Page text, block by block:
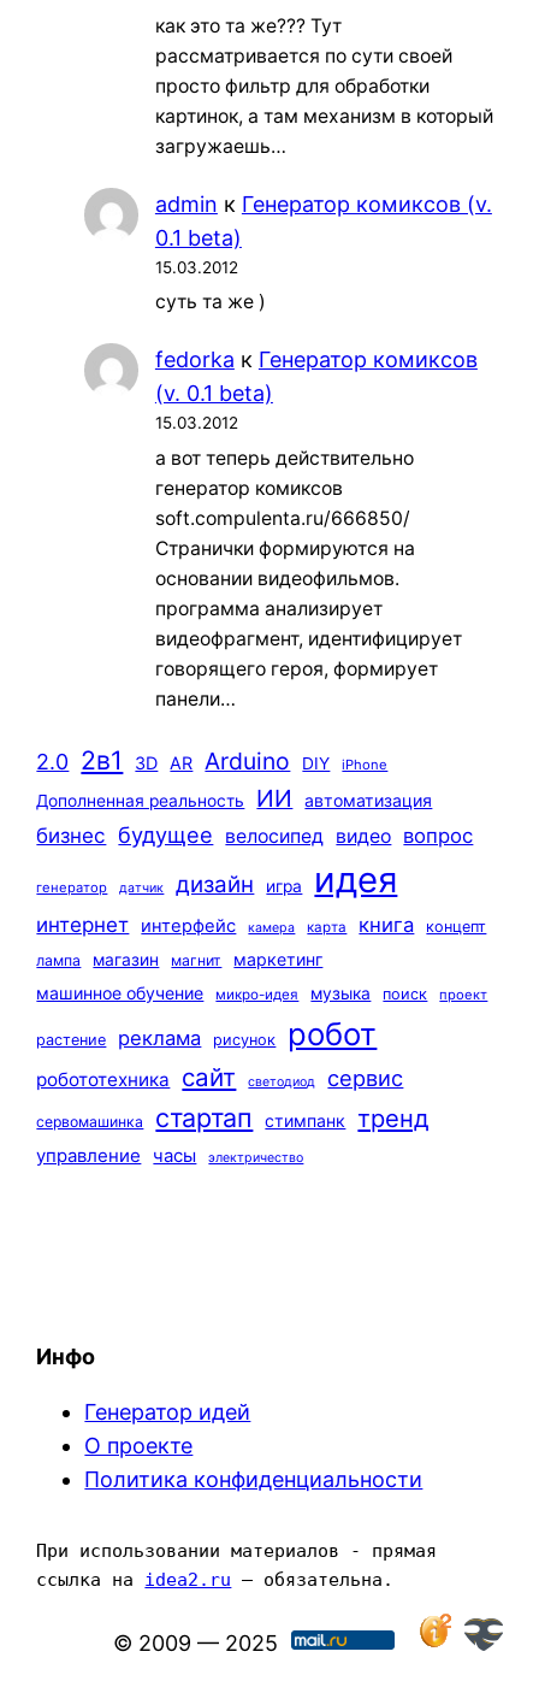
как это та же??? Тут
рассматривается по сути своей
просто фильтр для обработки
картинок, а там механизм в который
загружаешь…
admin к Генератор комиксов (v.
0.1 beta)
15.03.2012
суть та же )
fedorka к Генератор комиксов
(v. 0.1 beta)
15.03.2012
а вот теперь действительно
генератор комиксов
soft.compulenta.ru/666850/
Странички формируются на
основании видеофильмов.
программа анализирует
видеофрагмент, идентифицирует
говорящего героя, формирует
панели…
2.0 2в1 3D AR Arduino DIY iPhone
Дополненная реальность ИИ автоматизация
бизнес будущее велосипед видео вопрос
генератор датчик дизайн игра идея
интернет интерфейс камера карта книга
концепт
лампа
магазин магнит
маркетинг
машинное обучение
микро-идея музыка поиск проект
растение реклама рисунок робот
робототехника сайт светодиод сервис
сервомашинка стартап стимпанк тренд
управление часы электричество
Инфо
Генератор идей
О проекте
Политика конфиденциальности
При использовании материалов - прямая
ссылка на idea2.ru — обязательна.
© 2009 — 2025